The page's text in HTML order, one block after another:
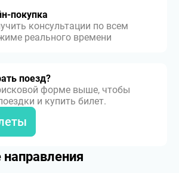
покупка
консультации по всем
реального времени
поезд?
форме выше, чтобы
и купить билет.